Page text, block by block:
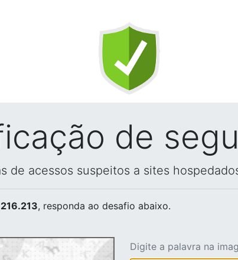
de
de acessos suspeitos a sites
, responda ao desafio abaixo.
Digite a palavra na